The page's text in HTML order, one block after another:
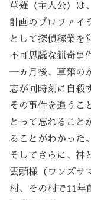
草薙（主人公）は
計画のプロファイ
として探偵稼業を
不可思議な猟奇事
一ヵ月後、草薙の
志が同時刻に自殺
その事件を追うこ
とって忘れること
ることがわかった。
そしてさらに、神
雲頭様（ワンズサ
村、その村で11年